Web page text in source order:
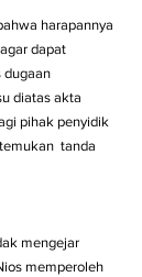
harapannya
dapat
dugaan
diatas akta
pihak penyidik
tanda
mengejar
memperoleh